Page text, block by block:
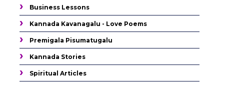
Business Lessons
Kannada Kavanagalu - Love Poems
Premigala Pisumatugalu
Kannada Stories
Spiritual Articles